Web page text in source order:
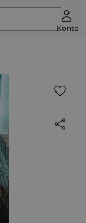
Konto